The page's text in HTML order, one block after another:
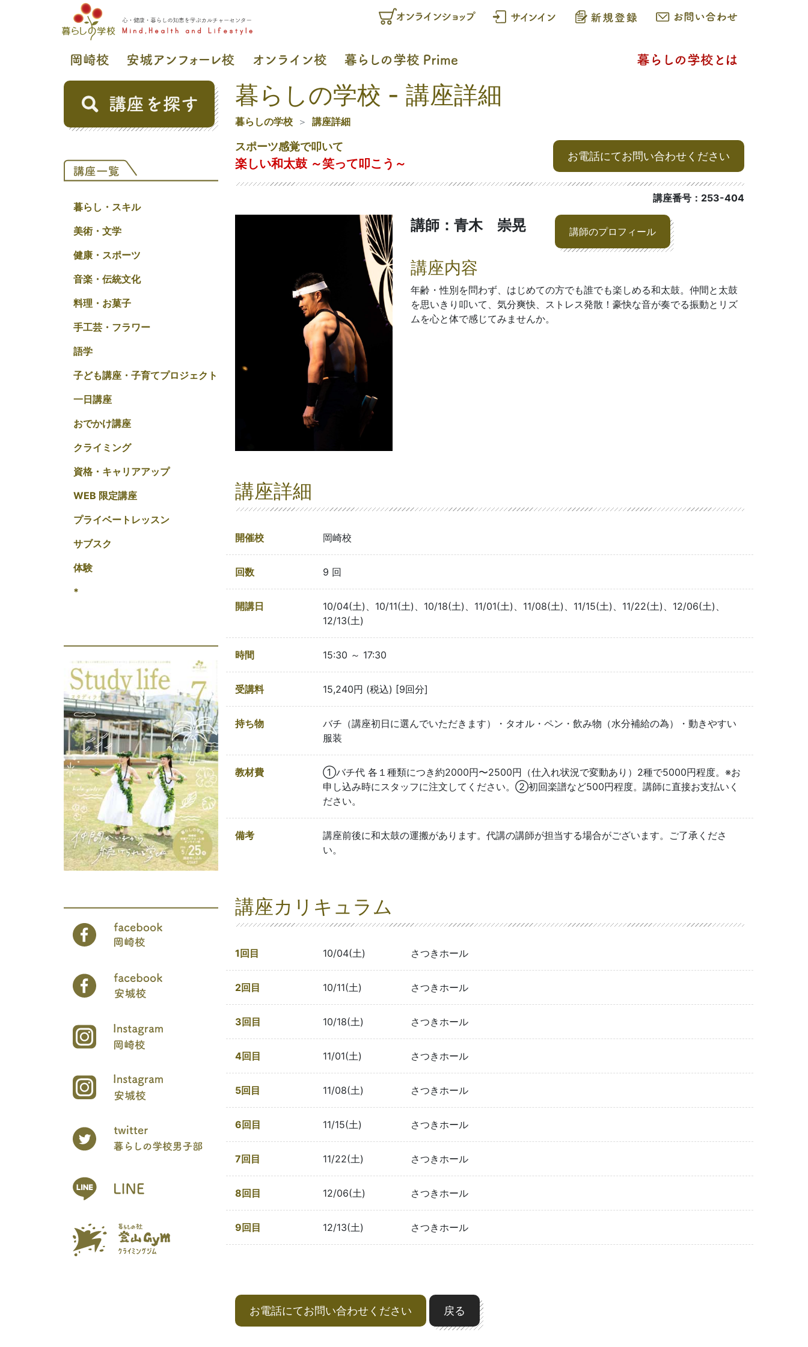
暮らし・スキル
美術・文学
健康・スポーツ
音楽・伝統文化
料理・お菓子
手工芸・フラワー
語学
子ども講座・子育てプロジェクト
一日講座
おでかけ講座
クライミング
資格・キャリアアップ
WEB 限定講座
プライベートレッスン
サブスク
体験
*
暮らしの学校 - 講座詳細
暮らしの学校 講座詳細
スポーツ感覚で叩いて
楽しい和太鼓 ～笑って叩こう～
お電話にてお問い合わせください
講座番号：253-404
講師：青木 崇晃 講師のプロフィール
講座内容
年齢・性別を問わず、はじめての方でも誰でも楽しめる和太鼓。仲間と太鼓
を思いきり叩いて、気分爽快、ストレス発散！豪快な音が奏でる振動とリズ
ムを心と体で感じてみませんか。
講座詳細
開催校 岡崎校
回数 9 回
開講日
10/04(土)、10/11(土)、10/18(土)、11/01(土)、11/08(土)、11/15(土)、11/22(土)、12/06(土)、
12/13(土)
時間 15:30 ～ 17:30
受講料 15,240円 (税込) [9回分]
持ち物
バチ（講座初日に選んでいただきます）・タオル・ペン・飲み物（水分補給の為）・動きやすい
服装
教材費
①バチ代 各１種類につき約2000円〜2500円（仕入れ状況で変動あり）2種で5000円程度。※お
申し込み時にスタッフに注文してください。②初回楽譜など500円程度。講師に直接お支払いく
ださい。
備考
講座前後に和太鼓の運搬があります。代講の講師が担当する場合がございます。ご了承くださ
い。
講座カリキュラム
1回目 10/04(土) さつきホール
2回目 10/11(土) さつきホール
3回目 10/18(土) さつきホール
4回目 11/01(土) さつきホール
5回目 11/08(土) さつきホール
6回目 11/15(土) さつきホール
7回目 11/22(土) さつきホール
8回目 12/06(土) さつきホール
9回目 12/13(土) さつきホール
お電話にてお問い合わせください 戻る